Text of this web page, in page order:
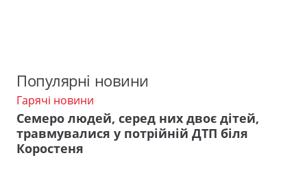
Популярні новини
Гарячі новини
Семеро людей, серед них двоє дітей,
травмувалися у потрійній ДТП біля
Коростеня